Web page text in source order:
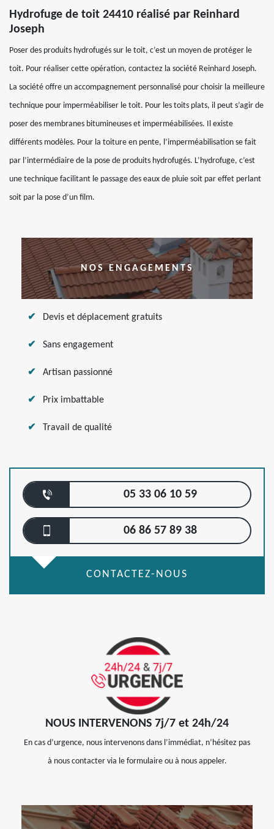
Hydrofuge de toit 24410 réalisé par Reinhard
Joseph
Poser des produits hydrofugés sur le toit, c’est un moyen de protéger le
toit. Pour réaliser cette opération, contactez la société Reinhard Joseph.
La société offre un accompagnement personnalisé pour choisir la meilleure
technique pour imperméabiliser le toit. Pour les toits plats, il peut s’agir de
poser des membranes bitumineuses et imperméabilisées. Il existe
différents modèles. Pour la toiture en pente, l’imperméabilisation se fait
par l’intermédiaire de la pose de produits hydrofugés. L’hydrofuge, c’est
une technique facilitant le passage des eaux de pluie soit par effet perlant
soit par la pose d’un film.
NOS ENGAGEMENTS
Devis et déplacement gratuits
Sans engagement
Artisan passionné
Prix imbattable
Travail de qualité
05 33 06 10 59
06 86 57 89 38
CONTACTEZ-NOUS
NOUS INTERVENONS 7j/7 et 24h/24
En cas d’urgence, nous intervenons dans l’immédiat, n’hésitez pas
à nous contacter via le formulaire ou à nous appeler.